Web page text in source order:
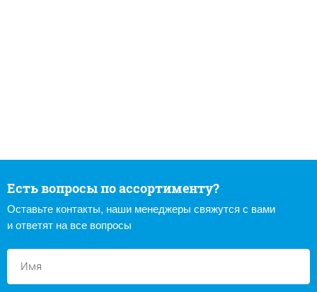
Есть вопросы по ассортименту?
Оставьте контакты, наши менеджеры свяжутся с вами
и ответят на все вопросы